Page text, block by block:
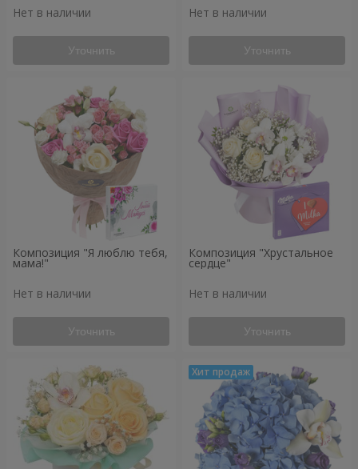
Нет в наличии
Уточнить
Нет в наличии
Уточнить
Композиция "Я люблю тебя,
мама!"
Нет в наличии
Уточнить
Композиция "Хрустальное
сердце"
Нет в наличии
Уточнить